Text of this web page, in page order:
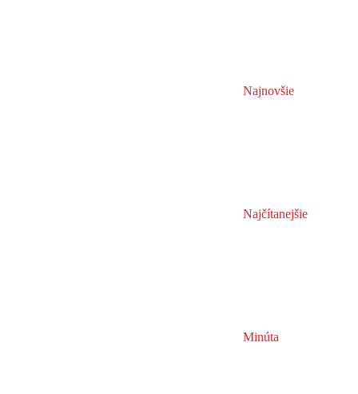
Najnovšie
Najčítanejšie
Minúta